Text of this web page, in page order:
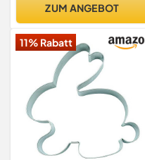
OD03, Farbe | Modell:A1
ZUM ANGEBOT
11% Rabatt